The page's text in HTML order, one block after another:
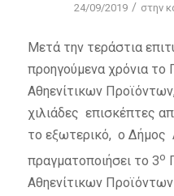
24/09/2019 / στην
Μετά την τεράστια
προηγούμενα χρόνια το
Αθηενίτικων
χιλιάδες επισκέπτες
το εξωτερικό, ο Δήμος
πραγματοποιήσει το 3ο
Αθηενίτικων